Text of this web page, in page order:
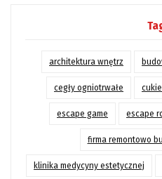
architektura wnętrz
cegły ogniotrwałe
escape game escape
firma remontowo
klinika medycyny estetycznej